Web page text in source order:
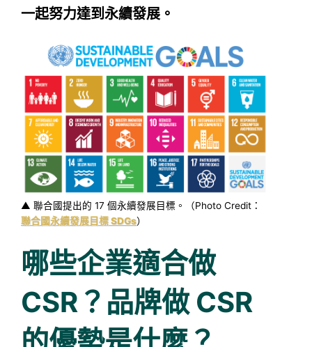
一起努力達到永續發展。
▲ 聯合國提出的 17 個永續發展目標。（Photo Credit：
聯合國永續發展目標 SDGs）
哪些企業適合做
CSR？品牌做 CSR